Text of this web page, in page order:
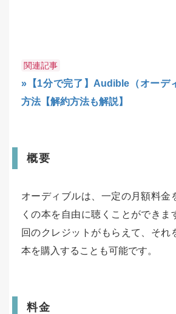
関連記事
»【1分で完了】Audible（オーデ
方法【解約方法も解説】
概要
オーディブルは、一定の月額料金
くの本を自由に聴くことができま
回のクレジットがもらえて、それ
本を購入することも可能です。
料金